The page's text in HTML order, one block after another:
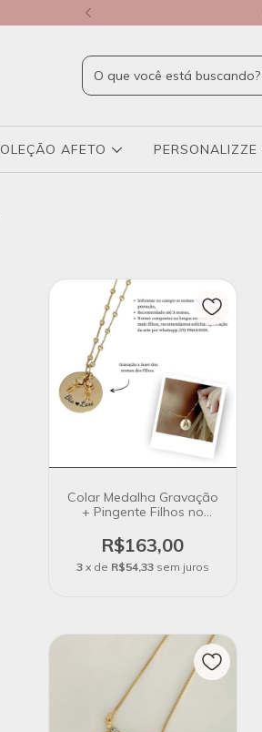
AFETO PERSONALIZZE
Colar Medalha Gravação
+ Pingente Filhos no
R$163,00
3 x de R$54,33 sem juros